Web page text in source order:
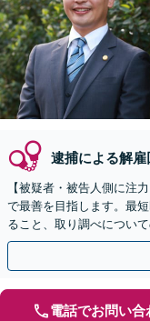
逮捕による解雇
【被疑者・被告人側に注
で最善を目指します。最
ること、取り調べについ
休日対応】
電話でお問い合